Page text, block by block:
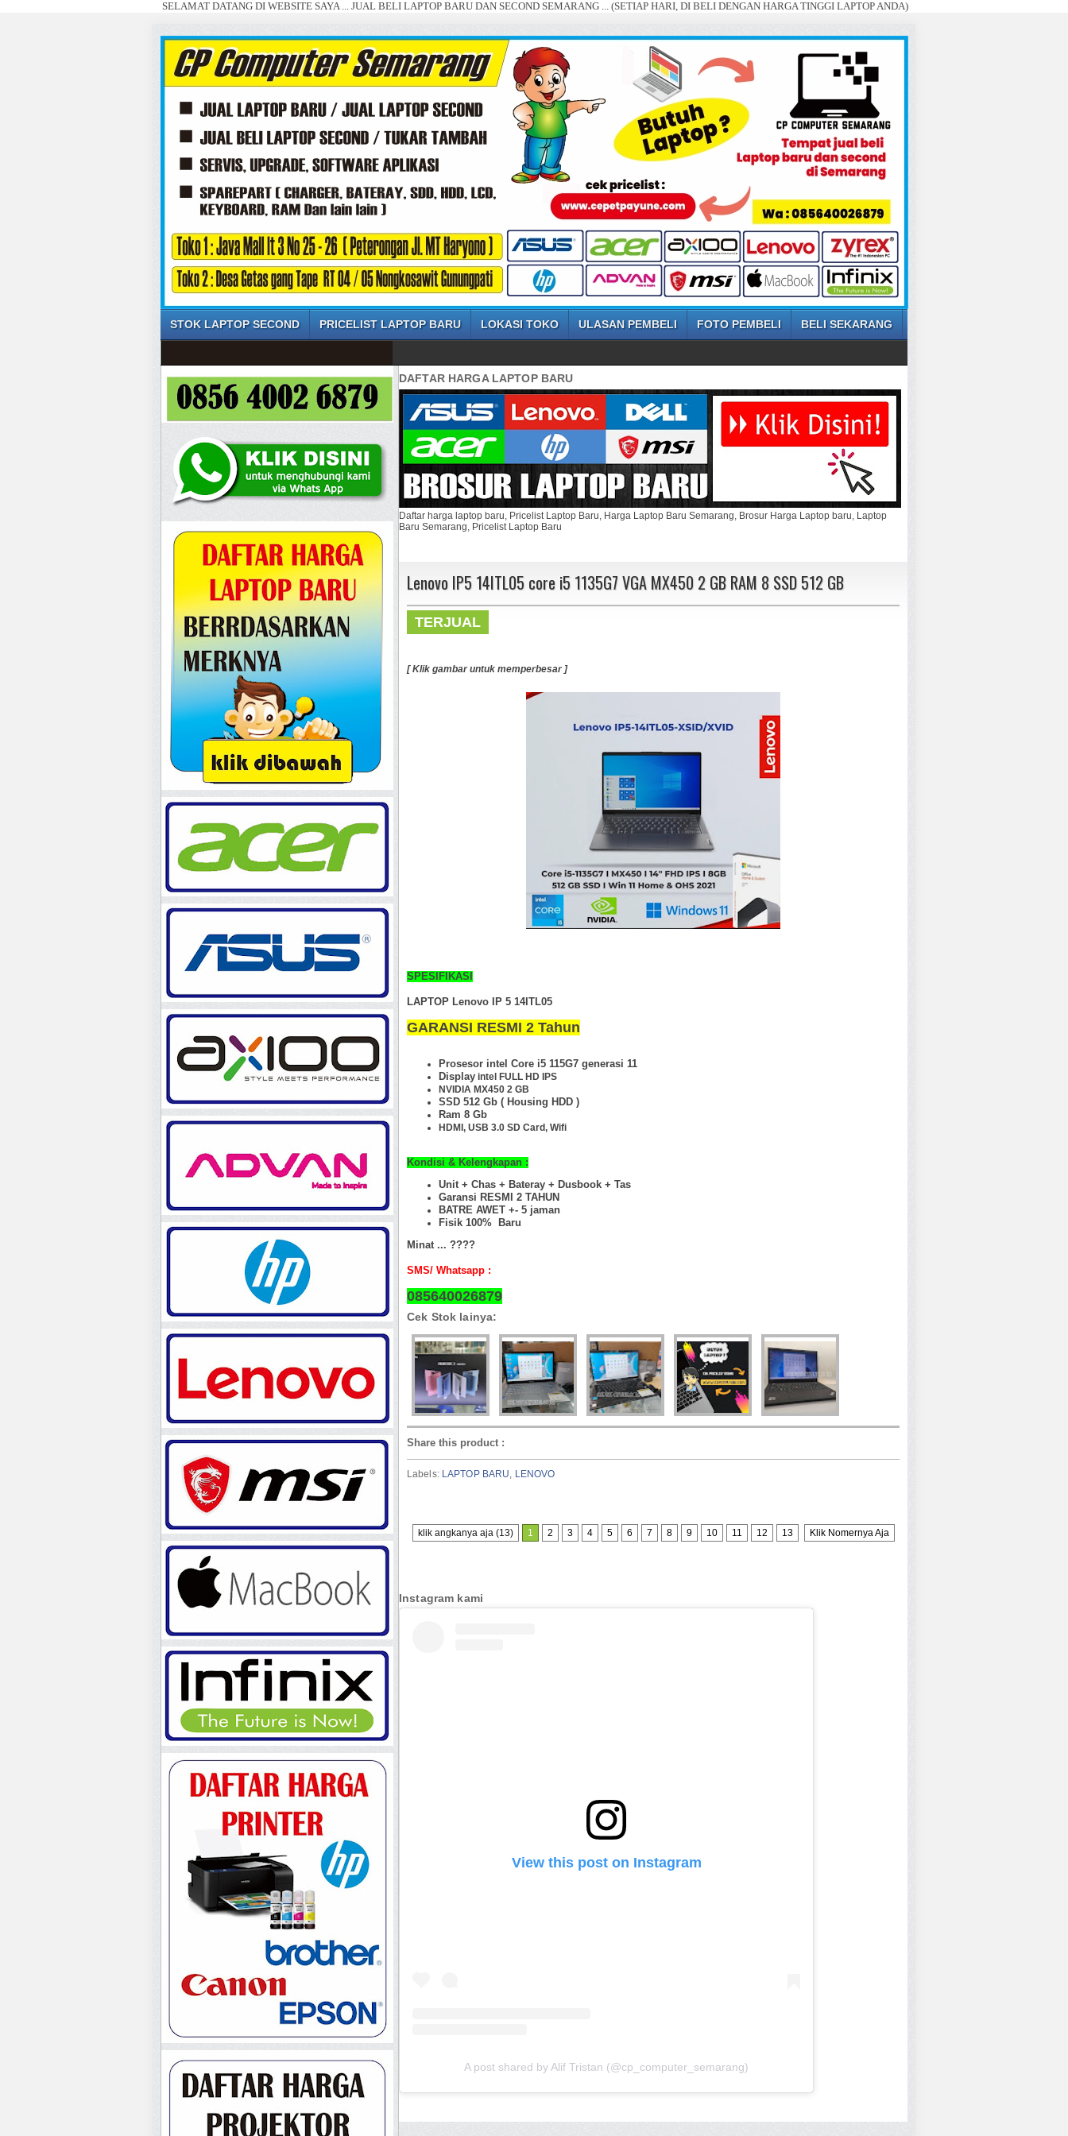
SELAMAT DATANG DI WEBSITE SAYA ... JUAL BELI LAPTOP BARU DAN SECOND SEMARANG ... (SETIAP HARI, DI BELI DENGAN HARGA TINGGI LAPTOP ANDA)
STOK LAPTOP SECOND PRICELIST LAPTOP BARU LOKASI TOKO ULASAN PEMBELI FOTO PEMBELI BELI SEKARANG
DAFTAR HARGA LAPTOP BARU
Daftar harga laptop baru, Pricelist Laptop Baru, Harga Laptop Baru Semarang, Brosur Harga Laptop baru, Laptop
Baru Semarang, Pricelist Laptop Baru
Lenovo IP5 14ITL05 core i5 1135G7 VGA MX450 2 GB RAM 8 SSD 512 GB
TERJUAL
[ Klik gambar untuk memperbesar ]
SPESIFIKASI
LAPTOP Lenovo IP 5 14ITL05
GARANSI RESMI 2 Tahun
Prosesor intel Core i5 115G7 generasi 11
Display intel FULL HD IPS
NVIDIA MX450 2 GB
SSD 512 Gb ( Housing HDD )
Ram 8 Gb
HDMI, USB 3.0 SD Card, Wifi
Kondisi & Kelengkapan :
Unit + Chas + Bateray + Dusbook + Tas
Garansi RESMI 2 TAHUN
BATRE AWET +- 5 jaman
Fisik 100% Baru
Minat ... ????
SMS/ Whatsapp :
085640026879
Cek Stok lainya:
Share this product :
Labels: LAPTOP BARU LENOVO
klik angkanya aja (13) 1 2 3 4 5 6 7 8 9 10 11 12 13 Klik Nomernya Aja
Instagram kami
View this post on Instagram
A post shared by Alif Tristan (@cp_computer_semarang)